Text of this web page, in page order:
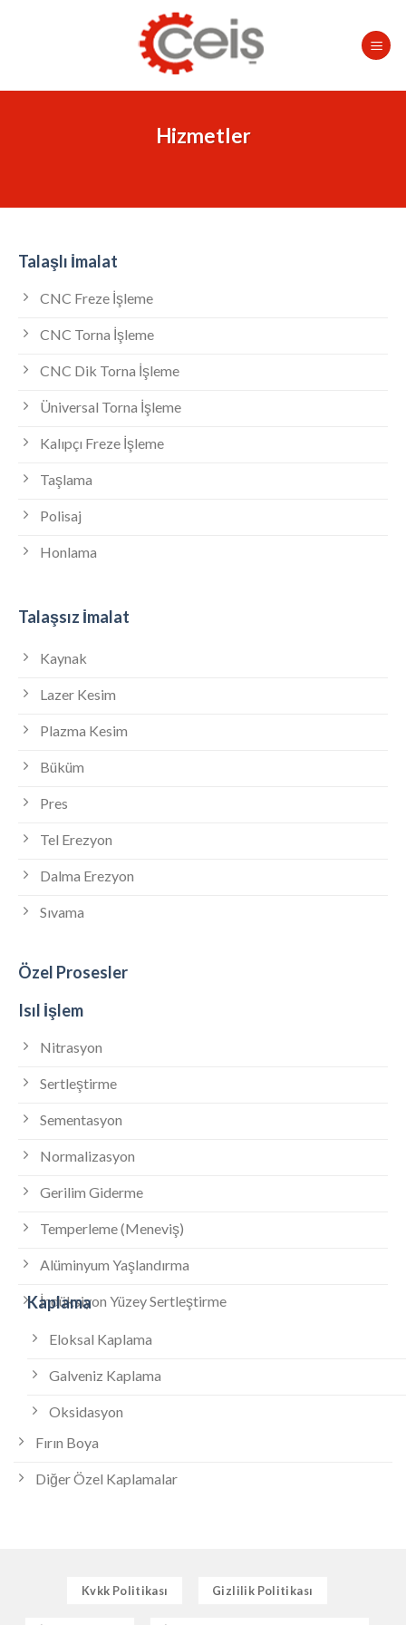
Hizmetler
Talaşlı İmalat
CNC Freze İşleme
CNC Torna İşleme
CNC Dik Torna İşleme
Üniversal Torna İşleme
Kalıpçı Freze İşleme
Taşlama
Polisaj
Honlama
Talaşsız İmalat
Kaynak
Lazer Kesim
Plazma Kesim
Büküm
Pres
Tel Erezyon
Dalma Erezyon
Sıvama
Özel Prosesler
Isıl İşlem
Nitrasyon
Sertleştirme
Sementasyon
Normalizasyon
Gerilim Giderme
Temperleme (Meneviş)
Alüminyum Yaşlandırma
İndüksiyon Yüzey Sertleştirme
Kaplama
Eloksal Kaplama
Galveniz Kaplama
Oksidasyon
Fırın Boya
Diğer Özel Kaplamalar
Kvkk Politikası Gizlilik Politikası